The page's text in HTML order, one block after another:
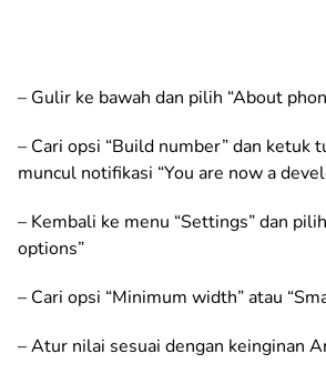
– Gulir ke bawah dan pilih “About
– Cari opsi “Build number” dan ketuk
muncul notifikasi “You are now a
– Kembali ke menu “Settings” dan
options”
– Cari opsi “Minimum width” atau
– Atur nilai sesuai dengan keinginan